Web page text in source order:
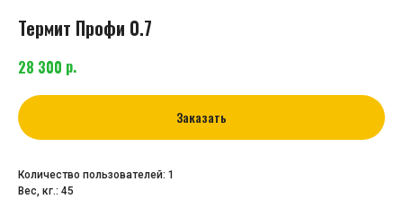
Термит Профи 0.7
28 300 р.
Заказать
Количество пользователей: 1
Вес, кг.: 45